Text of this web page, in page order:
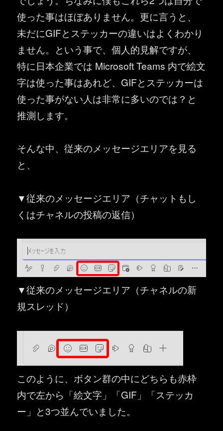
使った事はほぼありません。更に言うと、
未だにGIFとステッカーの違いはよくわかり
ません。という事で、個人的見解ですが、
特に日本企業では Microsoft Teams 内で絵文
字は使った事はあれど、GIFとステッカーは
使った事がない人は非常に多いのでは？と
推測します。
そんな中、従来のメッセージエリアを見る
と、
▼従来のメッセージエリア（チャットもし
くはチャネルの投稿の返信）
▼従来のメッセージエリア（チャネルの新
規スレッド）
このように、ボタン群の中にどちらも赤枠
内で左から「絵文字」「GIF」「ステッカ
ー」と3つ並んでいました。